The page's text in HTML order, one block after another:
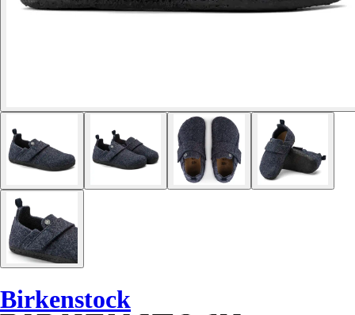
Birkenstock